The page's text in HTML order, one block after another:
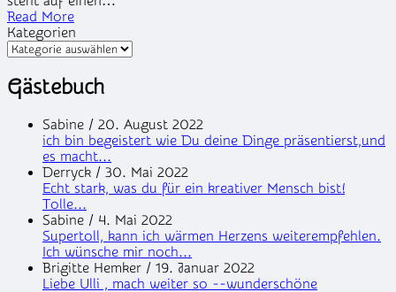
Read More
Kategorien
Gästebuch
Sabine / 20. August 2022
ich bin begeistert wie Du deine Dinge präsentierst,und
es macht...
Derryck / 30. Mai 2022
Echt stark, was du für ein kreativer Mensch bist!
Tolle...
Sabine / 4. Mai 2022
Supertoll, kann ich wärmen Herzens weiterempfehlen.
Ich wünsche mir noch...
Brigitte Hemker / 19. Januar 2022
Liebe Ulli , mach weiter so --wunderschöne